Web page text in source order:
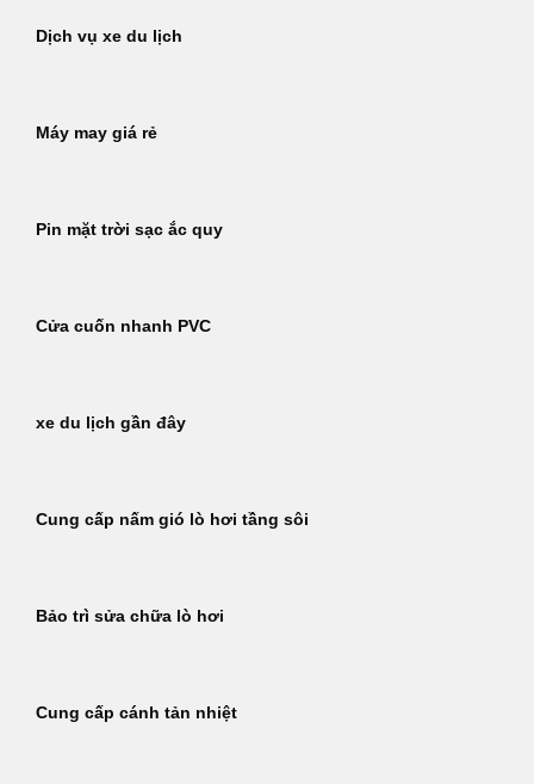
Dịch vụ xe du lịch
Máy may giá rẻ
Pin mặt trời sạc ắc quy
Cửa cuốn nhanh PVC
xe du lịch gần đây
Cung cấp nấm gió lò hơi tầng sôi
Bảo trì sửa chữa lò hơi
Cung cấp cánh tản nhiệt